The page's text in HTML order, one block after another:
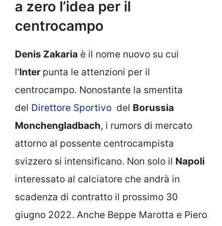
a zero l’idea per il
centrocampo
Denis Zakaria è il nome nuovo su cui
l’Inter punta le attenzioni per il
centrocampo. Nonostante la smentita
del Direttore Sportivo del Borussia
Monchengladbach, i rumors di mercato
attorno al possente centrocampista
svizzero si intensificano. Non solo il Napoli
interessato al calciatore che andrà in
scadenza di contratto il prossimo 30
giugno 2022. Anche Beppe Marotta e Piero